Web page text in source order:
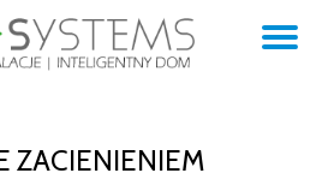
ZACIENIENIEM